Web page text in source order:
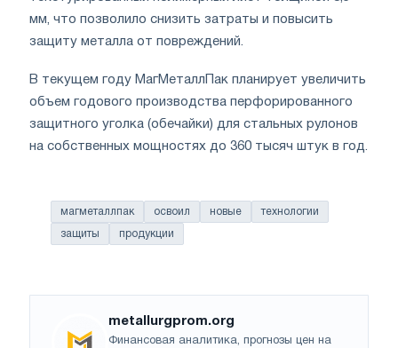
мм, что позволило снизить затраты и повысить
защиту металла от повреждений.
В текущем году МагМеталлПак планирует увеличить
объем годового производства перфорированного
защитного уголка (обечайки) для стальных рулонов
на собственных мощностях до 360 тысяч штук в год.
магметаллпак освоил новые технологии
защиты продукции
metallurgprom.org
Финансовая аналитика, прогнозы цен на